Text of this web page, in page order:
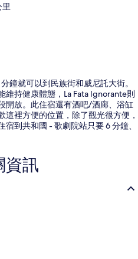
鐘就可以到民族街和威尼託大街。
持健康體態，La Fata Ignorante則
開放。此住宿還有酒吧/酒廊、浴缸
裡方便的位置，除了觀光很方便，
到共和國 - 歌劇院站只要 6 分鐘、
資訊